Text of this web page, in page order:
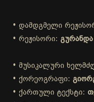
• დამდგმელი
• რეჟისორი: გურანდა
• მუსიკალური
• ქორეოგრაფი:
• ქართული ტექსტი: